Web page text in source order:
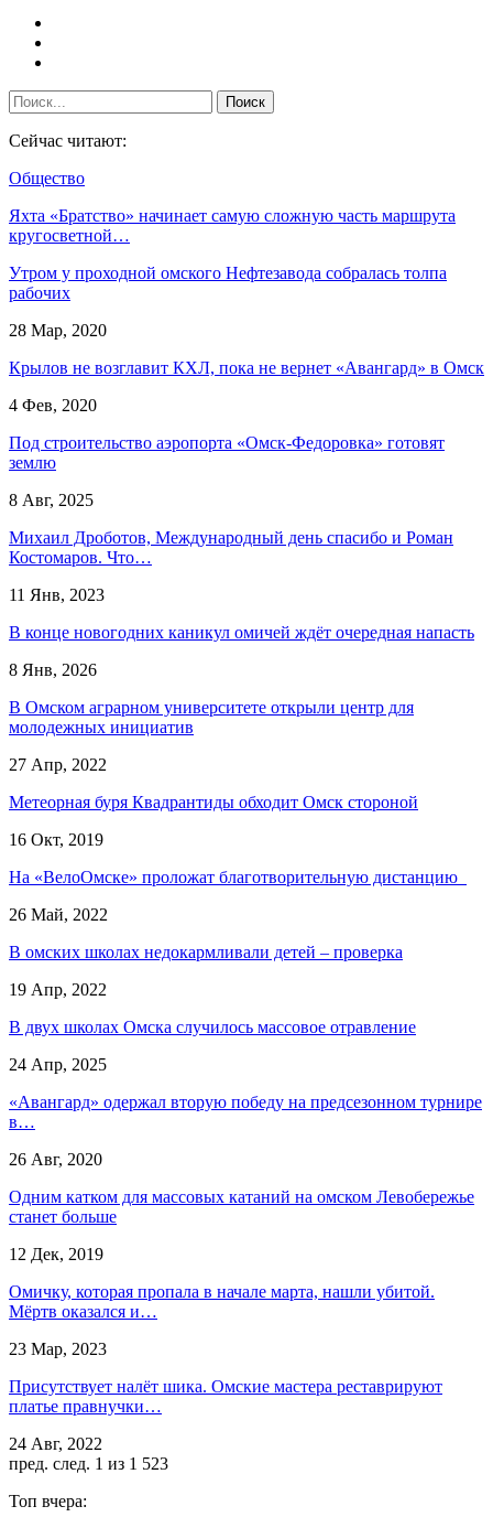
Сейчас читают:
Общество
Яхта «Братство» начинает самую сложную часть маршрута
кругосветной…
Утром у проходной омского Нефтезавода собралась толпа
рабочих
28 Мар, 2020
Крылов не возглавит КХЛ, пока не вернет «Авангард» в Омск
4 Фев, 2020
Под строительство аэропорта «Омск-Федоровка» готовят
землю
8 Авг, 2025
Михаил Дроботов, Международный день спасибо и Роман
Костомаров. Что…
11 Янв, 2023
В конце новогодних каникул омичей ждёт очередная напасть
8 Янв, 2026
В Омском аграрном университете открыли центр для
молодежных инициатив
27 Апр, 2022
Метеорная буря Квадрантиды обходит Омск стороной
16 Окт, 2019
На «ВелоОмске» проложат благотворительную дистанцию
26 Май, 2022
В омских школах недокармливали детей – проверка
19 Апр, 2022
В двух школах Омска случилось массовое отравление
24 Апр, 2025
«Авангард» одержал вторую победу на предсезонном турнире
в…
26 Авг, 2020
Одним катком для массовых катаний на омском Левобережье
станет больше
12 Дек, 2019
Омичку, которая пропала в начале марта, нашли убитой.
Мёртв оказался и…
23 Мар, 2023
Присутствует налёт шика. Омские мастера реставрируют
платье правнучки…
24 Авг, 2022
пред. след. 1 из 1 523
Топ вчера: